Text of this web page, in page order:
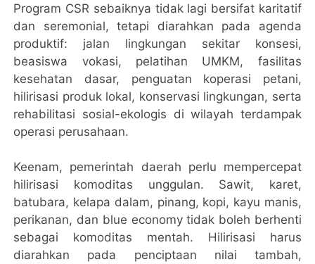
Program CSR sebaiknya tidak lagi bersifat karitatif
dan seremonial, tetapi diarahkan pada agenda
produktif: jalan lingkungan sekitar konsesi,
beasiswa vokasi, pelatihan UMKM, fasilitas
kesehatan dasar, penguatan koperasi petani,
hilirisasi produk lokal, konservasi lingkungan, serta
rehabilitasi sosial-ekologis di wilayah terdampak
operasi perusahaan.
Keenam, pemerintah daerah perlu mempercepat
hilirisasi komoditas unggulan. Sawit, karet,
batubara, kelapa dalam, pinang, kopi, kayu manis,
perikanan, dan blue economy tidak boleh berhenti
sebagai komoditas mentah. Hilirisasi harus
diarahkan pada penciptaan nilai tambah,